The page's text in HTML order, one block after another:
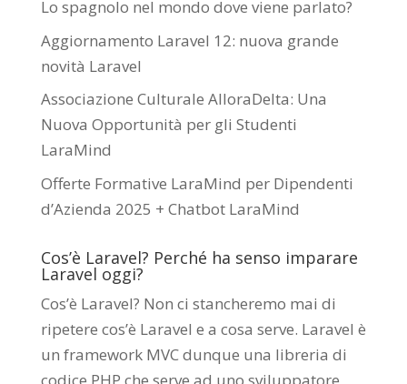
Lo spagnolo nel mondo dove viene parlato?
Aggiornamento Laravel 12: nuova grande
novità Laravel
Associazione Culturale AlloraDelta: Una
Nuova Opportunità per gli Studenti
LaraMind
Offerte Formative LaraMind per Dipendenti
d’Azienda 2025 + Chatbot LaraMind
Cos’è Laravel? Perché ha senso imparare
Laravel oggi?
Cos’è Laravel? Non ci stancheremo mai di
ripetere cos’è Laravel e a cosa serve. Laravel è
un framework MVC dunque una libreria di
codice PHP che serve ad uno sviluppatore